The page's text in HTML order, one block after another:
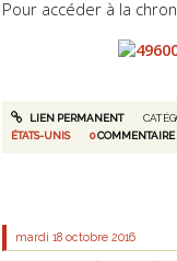
Pour accéder à la
LIEN PERMANENT
ÉTATS-UNIS
0COMMENTAIRE
mardi 18 octobre 2016